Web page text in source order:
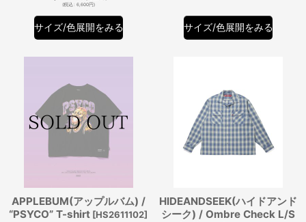
(税込: 6,600円)
サイズ/色展開をみる サイズ/色展開をみる
APPLEBUM(アップルバム) /
“PSYCO” T-shirt [HS2611102]
HIDEANDSEEK(ハイドアンド
シーク) / Ombre Check L/S